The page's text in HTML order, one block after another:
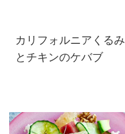
カリフォルニアくるみ
とチキンのケバブ